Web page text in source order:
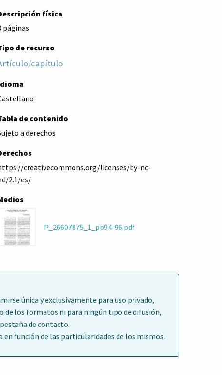
física
páginas
de recurso
capítulo
de contenido
a derechos
creativecommons.org/licenses/by-nc-
2.1/es/
P_26607875_1_pp94-96.pdf
única y exclusivamente para uso privado,
de los formatos ni para ningún tipo de difusión,
de contacto.
función de las particularidades de los mismos.